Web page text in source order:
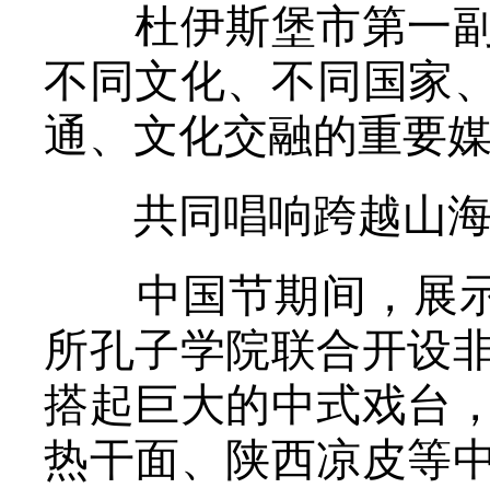
杜伊斯堡市第一副
不同文化、不同国家
通、文化交融的重要
共同唱响跨越山海
中国节期间，展示
所孔子学院联合开设
搭起巨大的中式戏台
热干面、陕西凉皮等